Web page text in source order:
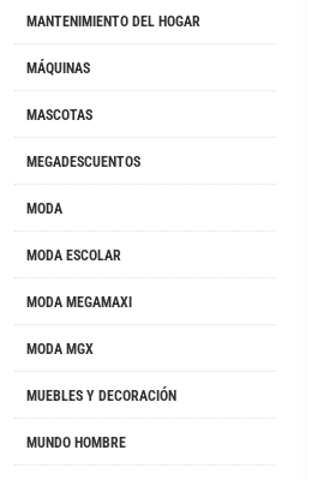
MANTENIMIENTO DEL HOGAR
MÁQUINAS
MASCOTAS
MEGADESCUENTOS
MODA
MODA ESCOLAR
MODA MEGAMAXI
MODA MGX
MUEBLES Y DECORACIÓN
MUNDO HOMBRE